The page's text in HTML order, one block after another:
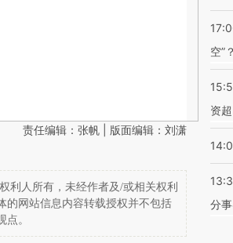
责任编辑：张帆 | 版面编辑：刘潇
利人所有，未经作者及/或相关权利
的网站信息内容转载授权并不包括
。
空”
资
分